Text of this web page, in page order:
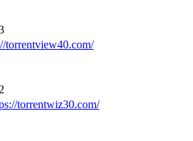
torrentwiz30.com/